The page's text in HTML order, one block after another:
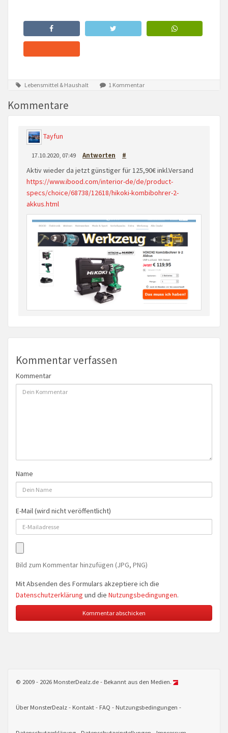
Lebensmittel & Haushalt 1 Kommentar
Kommentare
Tayfun
17.10.2020, 07:49 Antworten #
Aktiv wieder da jetzt günstiger für 125,90€ inkl.Versand
https://www.ibood.com/interior-de/de/product-
specs/choice/68738/12618/hikoki-kombibohrer-2-
akkus.html
Kommentar verfassen
Kommentar
Name
E-Mail (wird nicht veröffentlicht)
Bild zum Kommentar hinzufügen (JPG, PNG)
Mit Absenden des Formulars akzeptiere ich die
Datenschutzerklärung und die Nutzungsbedingungen.
© 2009 - 2026 MonsterDealz.de - Bekannt aus den Medien.
Über MonsterDealz Kontakt FAQ Nutzungsbedingungen